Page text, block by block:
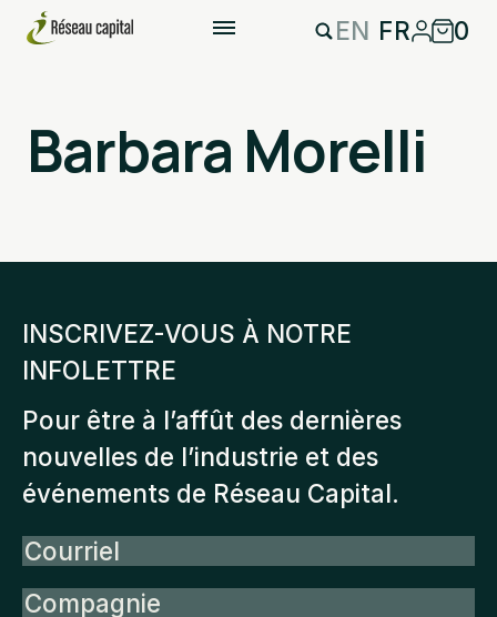
EN FR 0
Barbara Morelli
INSCRIVEZ-VOUS À NOTRE
INFOLETTRE
Pour être à l’affût des dernières
nouvelles de l’industrie et des
événements de Réseau Capital.
Courriel
Compagnie